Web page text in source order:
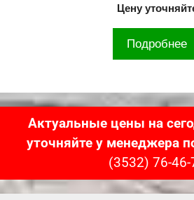
Цену
Подробнее
Актуальные цены на
уточняйте у менеджера
(3532) 76-46-